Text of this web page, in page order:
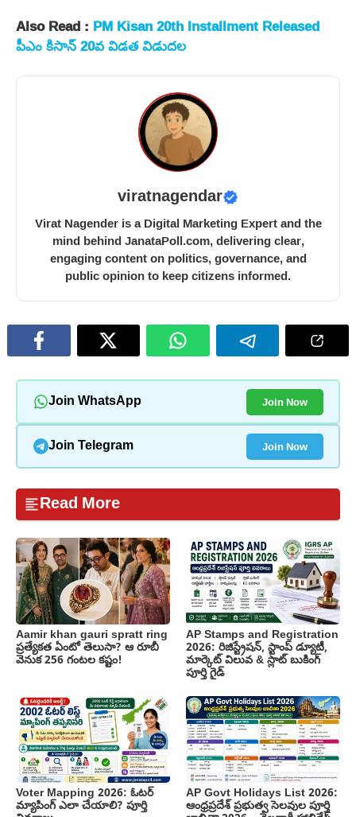
Also Read : PM Kisan 20th Installment Released
పీఎం కిసాన్ 20వ విడత విడుదల
viratnagendar
Virat Nagender is a Digital Marketing Expert and the
mind behind JanataPoll.com, delivering clear,
engaging content on politics, governance, and
public opinion to keep citizens informed.
Join WhatsApp Join Now
Join Telegram Join Now
Read More
Aamir khan gauri spratt ring
ప్రత్యేకత ఏంటో తెలుసా? ఆ రూబీ
వెనుక 256 గంటల కష్టం!
AP Stamps and Registration
2026: రిజిస్ట్రేషన్, స్టాంప్ డ్యూటీ,
మార్కెట్ విలువ & స్లాట్ బుకింగ్
పూర్తి గైడ్
Voter Mapping 2026: ఓటర్
మ్యాపింగ్ ఎలా చేయాలి? పూర్తి
AP Govt Holidays List 2026:
ఆంధ్రప్రదేశ్ ప్రభుత్వ సెలవుల పూర్తి